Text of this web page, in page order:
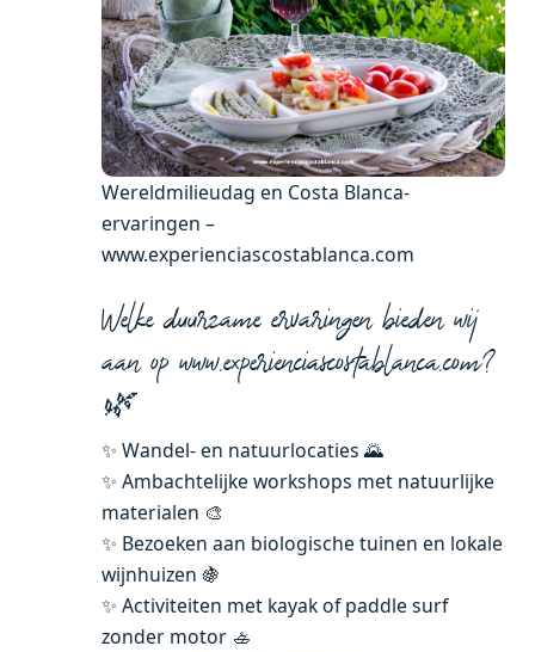
Wereldmilieudag en Costa Blanca-
ervaringen –
www.experienciascostablanca.com
Welke duurzame ervaringen bieden wij
aan op www.experienciascostablanca.com?
🌿
✨ Wandel- en natuurlocaties 🌄
✨ Ambachtelijke workshops met natuurlijke
materialen 🎨
✨ Bezoeken aan biologische tuinen en lokale
wijnhuizen 🍇
✨ Activiteiten met kayak of paddle surf
zonder motor 🚣